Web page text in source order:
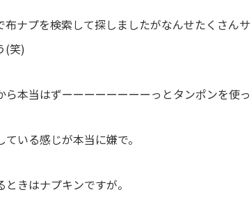
布ナプを検索して探しましたがなんせたくさん
(笑)
本当はずーーーーーーーーっとタンポンを使っ
いる感じが本当に嫌で。
きはナプキンですが。